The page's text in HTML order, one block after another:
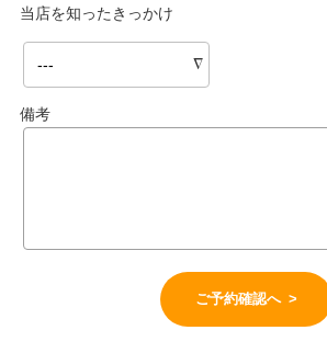
当店を知ったきっかけ
備考